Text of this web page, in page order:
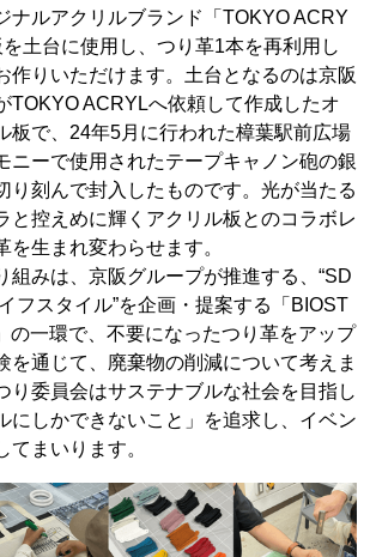
ナルアクリルブランド「TOKYO ACRY
土台に使用し、つり革1本を再利用し
作りいただけます。土台となるのは京阪
TOKYO ACRYLへ依頼して作成したオ
板で、24年5月に行われた樟葉駅前広場
ニーで使用されたテープキャノン砲の銀
り刻んで封入したものです。光が当たる
と控えめに輝くアクリル板とのコラボレ
を生まれ変わらせます。
みは、京阪グループが推進する、“SD
フスタイル”を企画・提案する「BIOST
の一環で、不要になったつり革をアップ
を通じて、廃棄物の削減について考えま
り委員会はサステナブルな社会を目指し
にしかできないこと」を追求し、イベン
てまいります。